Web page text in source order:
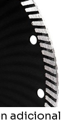
adicional